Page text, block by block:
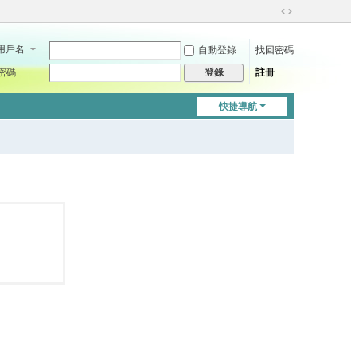
切
到
戶名 自動登錄
找回密碼
碼
登錄 註冊
快捷導航